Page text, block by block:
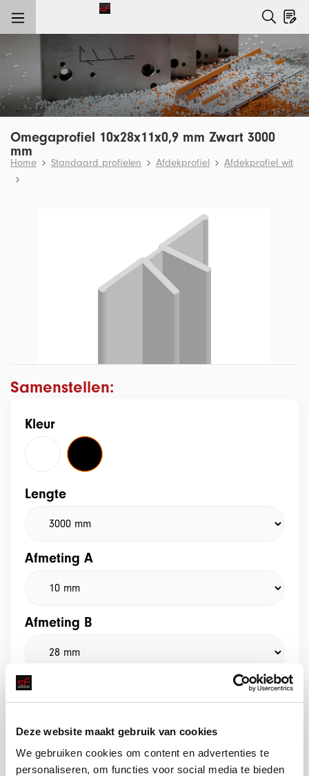
Deze website maakt gebruik van cookies
We gebruiken cookies om content en advertenties te
personaliseren, om functies voor social media te bieden
Omegaprofiel 10x28x11x0,9 mm Zwart 3000
mm
Home Standaard profielen Afdekprofiel Afdekprofiel wit
Samenstellen:
Kleur
Lengte
Afmeting A
Afmeting B
Afmeting C
Afmeting D